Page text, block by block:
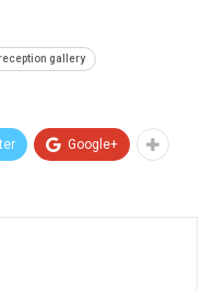
gallery
Google+